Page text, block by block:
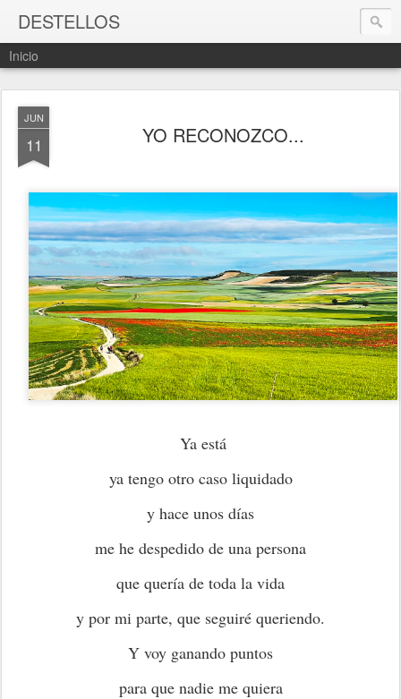
DESTELLOS
Inicio
JUN
11 YO RECONOZCO...
Ya está
ya tengo otro caso liquidado
y hace unos días
me he despedido de una persona
que quería de toda la vida
y por mi parte, que seguiré queriendo.
Y voy ganando puntos
para que nadie me quiera